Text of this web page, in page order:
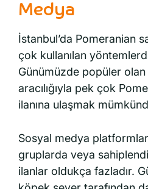
Medya
İstanbul’da Pomeranian
çok kullanılan
Günümüzde popüler
aracılığıyla pek çok
ilanına ulaşmak
Sosyal medya
gruplarda veya
ilanlar oldukça fazladır.